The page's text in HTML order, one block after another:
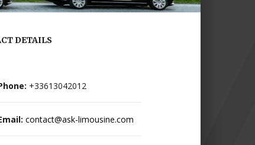
DETAILS
+33613042012
contact@ask-limousine.com